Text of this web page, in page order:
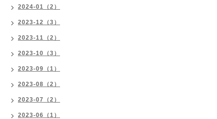
2024-01（2）
2023-12（3）
2023-11（2）
2023-10（3）
2023-09（1）
2023-08（2）
2023-07（2）
2023-06（1）